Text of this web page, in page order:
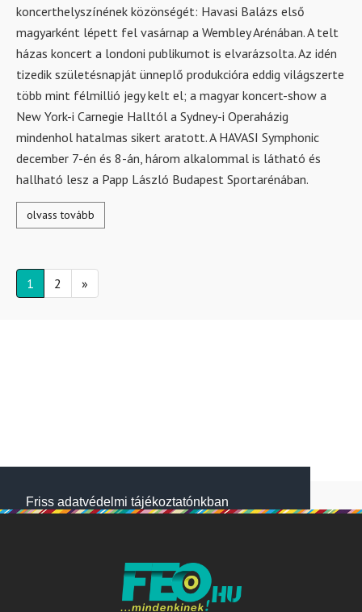
Friss adatvédelmi tájékoztatónkban
használunk a jobb működésért. A Website
NetSolution Média Zrt. 2018 május 25.
napjától hatályos adatkezelési tájékoztatóját
koncerthelyszínének közönségét: Havasi Balázs első
magyarként lépett fel vasárnap a Wembley Arénában. A telt
házas koncert a londoni publikumot is elvarázsolta. Az idén
tizedik születésnapját ünneplő produkcióra eddig világszerte
több mint félmillió jegy kelt el; a magyar koncert-show a
New York-i Carnegie Halltól a Sydney-i Operaházig
mindenhol hatalmas sikert aratott. A HAVASI Symphonic
december 7-én és 8-án, három alkalommal is látható és
hallható lesz a Papp László Budapest Sportarénában.
olvass tovább
1 2 »